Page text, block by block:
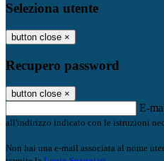
Seleziona utente
button close ×
Recupero password
button close ×
E-
all'indirizzo indicato con le istruzioni
Non hai una e-mail associata al nome